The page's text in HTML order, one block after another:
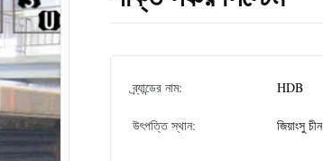
ব্র্যান্ডের নাম: HDB
উৎপত্তি স্থান: জিয়াংসু চীন